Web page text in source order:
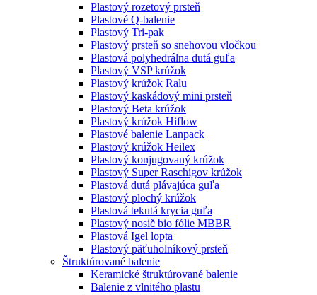
Plastový rozetový prsteň
Plastové Q-balenie
Plastový Tri-pak
Plastový prsteň so snehovou vločkou
Plastová polyhedrálna dutá guľa
Plastový VSP krúžok
Plastový krúžok Ralu
Plastový kaskádový mini prsteň
Plastový Beta krúžok
Plastový krúžok Hiflow
Plastové balenie Lanpack
Plastový krúžok Heilex
Plastový konjugovaný krúžok
Plastový Super Raschigov krúžok
Plastová dutá plávajúca guľa
Plastový plochý krúžok
Plastová tekutá krycia guľa
Plastový nosič bio fólie MBBR
Plastová Igel lopta
Plastový päťuholníkový prsteň
Štruktúrované balenie
Keramické štruktúrované balenie
Balenie z vlnitého plastu